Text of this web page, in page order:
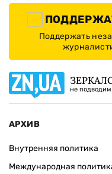
Поддержать
не подводим
АРХИВ
Внутренняя политика
Международная